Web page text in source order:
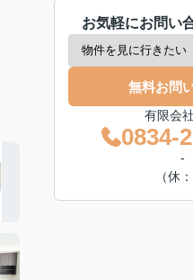
お気軽にお問い
無料お問
有限会
0834-
-
（休：